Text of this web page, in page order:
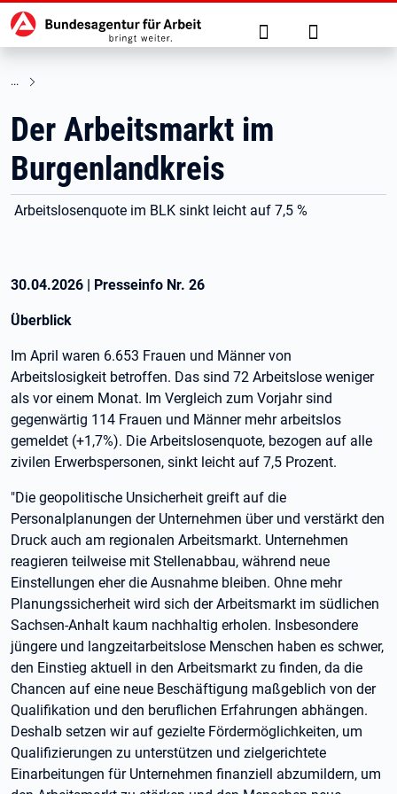
zu den Hauptinhalten springen
Hauptnavigation Suche Anmelden
Der Arbeitsmarkt im
Burgenlandkreis
Arbeitslosenquote im BLK sinkt leicht auf 7,5 %
30.04.2026 | Presseinfo Nr. 26
Überblick
Im April waren 6.653 Frauen und Männer von
Arbeitslosigkeit betroffen. Das sind 72 Arbeitslose weniger
als vor einem Monat. Im Vergleich zum Vorjahr sind
gegenwärtig 114 Frauen und Männer mehr arbeitslos
gemeldet (+1,7%). Die Arbeitslosenquote, bezogen auf alle
zivilen Erwerbspersonen, sinkt leicht auf 7,5 Prozent.
"Die geopolitische Unsicherheit greift auf die
Personalplanungen der Unternehmen über und verstärkt den
Druck auch am regionalen Arbeitsmarkt. Unternehmen
reagieren teilweise mit Stellenabbau, während neue
Einstellungen eher die Ausnahme bleiben. Ohne mehr
Planungssicherheit wird sich der Arbeitsmarkt im südlichen
Sachsen-Anhalt kaum nachhaltig erholen. Insbesondere
jüngere und langzeitarbeitslose Menschen haben es schwer,
den Einstieg aktuell in den Arbeitsmarkt zu finden, da die
Chancen auf eine neue Beschäftigung maßgeblich von der
Qualifikation und den beruflichen Erfahrungen abhängen.
Deshalb setzen wir auf gezielte Fördermöglichkeiten, um
Qualifizierungen zu unterstützen und zielgerichtete
Einarbeitungen für Unternehmen finanziell abzumildern, um